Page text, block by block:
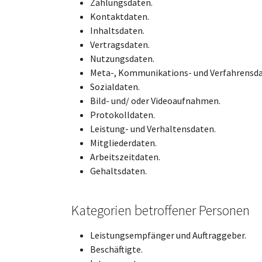
Kontaktdaten.
Inhaltsdaten.
Vertragsdaten.
Nutzungsdaten.
Meta-, Kommunikations- und
Sozialdaten.
Bild- und/ oder Videoaufnahmen.
Protokolldaten.
Leistung- und Verhaltensdaten.
Mitgliederdaten.
Arbeitszeitdaten.
Gehaltsdaten.
Kategorien betroffener Personen
Leistungsempfänger und Auftraggeber.
Beschäftigte.